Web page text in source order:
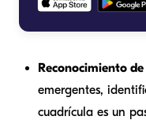
Reconocimiento
emergentes,
cuadrícula es un